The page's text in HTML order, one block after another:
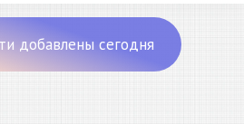
добавлены сегодня